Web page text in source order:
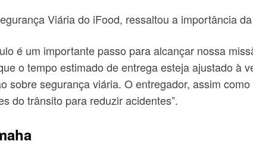
Viária do iFood, ressaltou a importância
é um importante passo para alcançar nossa
o tempo estimado de entrega esteja ajustado à
sobre segurança viária. O entregador, assim
do trânsito para reduzir acidentes”.